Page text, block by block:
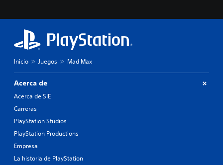
Inicio Juegos Mad Max
Acerca de
Acerca de SIE
Carreras
PlayStation Studios
PlayStation Productions
Empresa
La historia de PlayStation